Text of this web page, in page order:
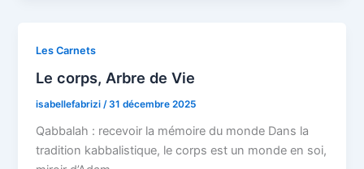
Les Carnets
Le corps, Arbre de Vie
isabellefabrizi/31 décembre 2025
Qabbalah : recevoir la mémoire du monde Dans la
tradition kabbalistique, le corps est un monde en soi,